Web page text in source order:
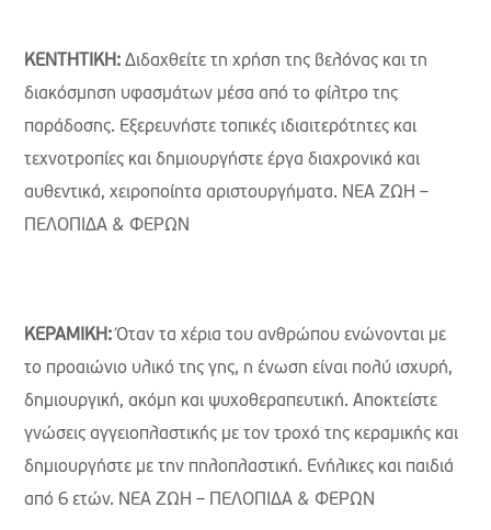
ΚΕΝΤΗΤΙΚΗ: Διδαχθείτε τη χρήση της βελόνας και τη
διακόσμηση υφασμάτων μέσα από το φίλτρο της
παράδοσης. Εξερευνήστε τοπικές ιδιαιτερότητες και
τεχνοτροπίες και δημιουργήστε έργα διαχρονικά και
αυθεντικά, χειροποίητα αριστουργήματα. ΝΕΑ ΖΩΗ –
ΠΕΛΟΠΙΔΑ & ΦΕΡΩΝ
ΚΕΡΑΜΙΚΗ:Όταν τα χέρια του ανθρώπου ενώνονται με
το προαιώνιο υλικό της γης, η ένωση είναι πολύ ισχυρή,
δημιουργική, ακόμη και ψυχοθεραπευτική. Αποκτείστε
γνώσεις αγγειοπλαστικής µε τον τροχό της κεραμικής και
δημιουργήστε με την πηλοπλαστική. Ενήλικες και παιδιά
από 6 ετών. ΝΕΑ ΖΩΗ – ΠΕΛΟΠΙΔΑ & ΦΕΡΩΝ